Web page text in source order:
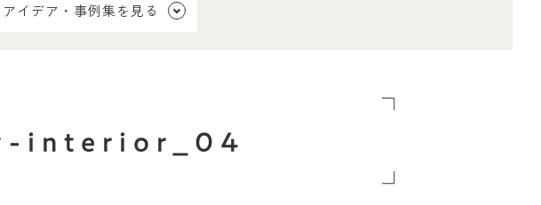
イデア・事例集を見る
interior_04